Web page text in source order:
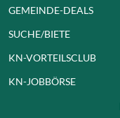
GEMEINDE-DEALS
SUCHE/BIETE
KN-VORTEILSCLUB
KN-JOBBÖRSE